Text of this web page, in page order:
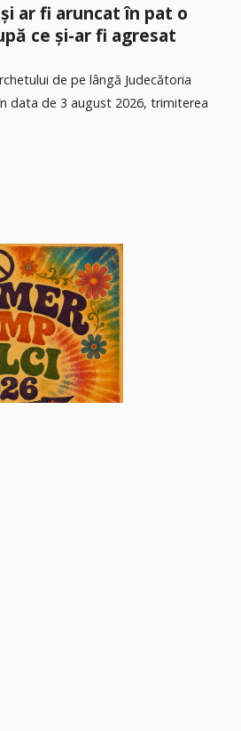
ar fi aruncat în pat o
ce și-ar fi agresat
de pe lângă Judecătoria
data de 3 august 2026, trimiterea